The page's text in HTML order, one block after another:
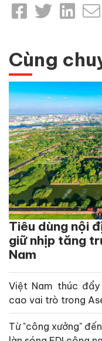
Cùng
Tiêu dùng nội
giữ nhịp tăng
Nam
Việt Nam thúc
cao vai trò trong
Từ "công xưởng"